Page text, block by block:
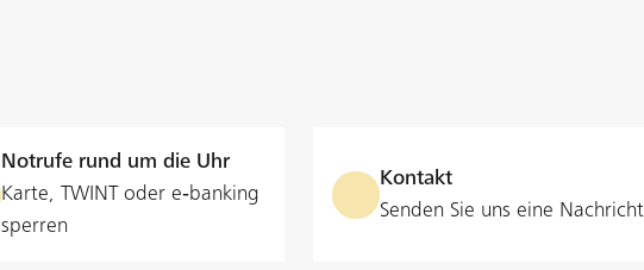
Notrufe rund um die Uhr
Karte, TWINT oder e‑banking
sperren
Kontakt
Senden Sie uns eine Nachricht